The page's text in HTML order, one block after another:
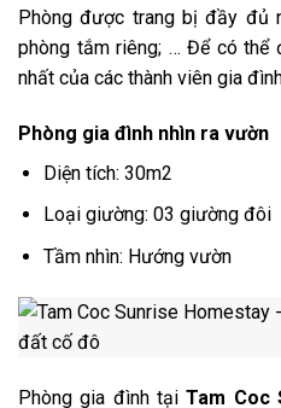
Phòng được trang bị đầy đủ
phòng tắm riêng; … Để có thể
nhất của các thành viên gia
Phòng gia đình nhìn ra vườn
Diện tích: 30m2
Loại giường: 03 giường đôi
Tầm nhìn: Hướng vườn
Phòng gia đình tạiTam Coc